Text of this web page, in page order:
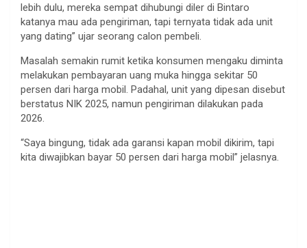
lebih dulu, mereka sempat dihubungi diler di Bintaro
katanya mau ada pengiriman, tapi ternyata tidak ada unit
yang dating” ujar seorang calon pembeli.
Masalah semakin rumit ketika konsumen mengaku diminta
melakukan pembayaran uang muka hingga sekitar 50
persen dari harga mobil. Padahal, unit yang dipesan disebut
berstatus NIK 2025, namun pengiriman dilakukan pada
2026.
“Saya bingung, tidak ada garansi kapan mobil dikirim, tapi
kita diwajibkan bayar 50 persen dari harga mobil” jelasnya.